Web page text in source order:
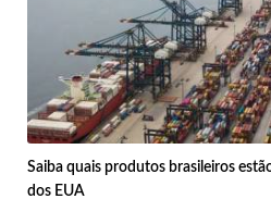
Saiba quais produtos brasileiros
dos EUA